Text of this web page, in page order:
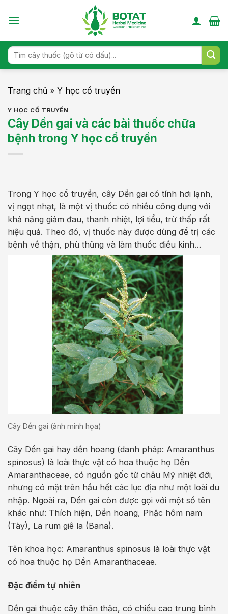
Search
for:
Trang chủ » Y học cổ truyền
Y HỌC CỔ TRUYỀN
Cây Dền gai và các bài thuốc chữa
bệnh trong Y học cổ truyền
Trong Y học cổ truyền, cây Dền gai có tính hơi lạnh,
vị ngọt nhạt, là một vị thuốc có nhiều công dụng với
khả năng giảm đau, thanh nhiệt, lợi tiểu, trừ thấp rất
hiệu quả. Theo đó, vị thuốc này được dùng để trị các
bệnh về thận, phù thũng và làm thuốc điều kinh…
Cây Dền gai (ảnh minh họa)
Cây Dền gai hay dền hoang (danh pháp: Amaranthus
spinosus) là loài thực vật có hoa thuộc họ Dền
Amaranthaceae, có nguồn gốc từ châu Mỹ nhiệt đới,
nhưng có mặt trên hầu hết các lục địa như một loài du
nhập. Ngoài ra, Dền gai còn được gọi với một số tên
khác như: Thích hiện, Dền hoang, Phặc hôm nam
(Tày), La rum giê la (Bana).
Tên khoa học: Amaranthus spinosus là loài thực vật
có hoa thuộc họ Dền Amaranthaceae.
Đặc điểm tự nhiên
Dền gai thuộc cây thân thảo, có chiều cao trung bình